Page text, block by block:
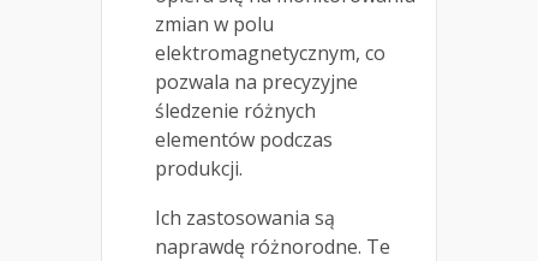
zmian w polu
elektromagnetycznym, co
pozwala na precyzyjne
śledzenie różnych
elementów podczas
produkcji.
Ich zastosowania są
naprawdę różnorodne. Te